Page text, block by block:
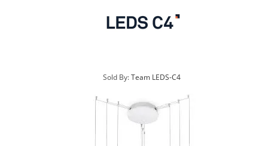
Sold By:Team LEDS-C4